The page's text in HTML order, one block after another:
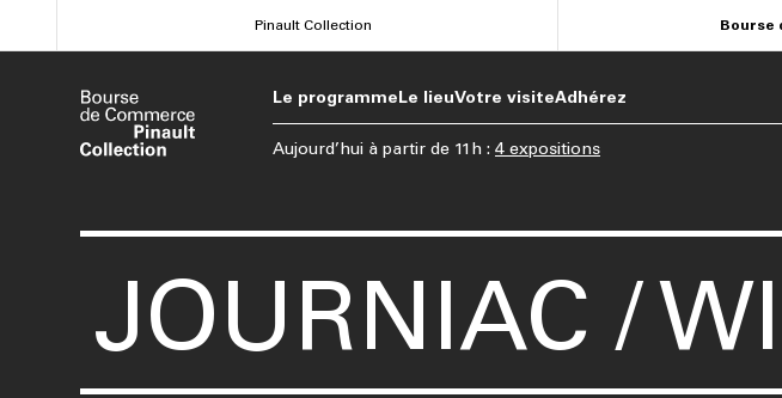
au
principal
Pinault Collection Bourse
Le programmeLe lieuVotre visiteAdhérez
Aujourd’hui à partir de 11h : 4 expositions
JOURNIAC /